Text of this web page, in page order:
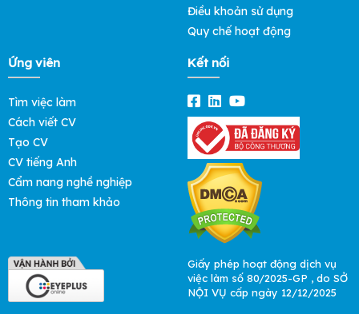
Điều khoản sử dụng
Quy chế hoạt động
Ứng viên
Tìm việc làm
Cách viết CV
Tạo CV
CV tiếng Anh
Cẩm nang nghề nghiệp
Thông tin tham khảo
Kết nối
Giấy phép hoạt động dịch vụ
việc làm số 80/2025-GP , do SỞ
NỘI VỤ cấp ngày 12/12/2025